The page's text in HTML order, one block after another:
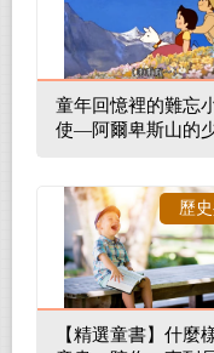
童年回憶裡的難忘
使—阿爾卑斯山的
【精選童書】什麼
歷